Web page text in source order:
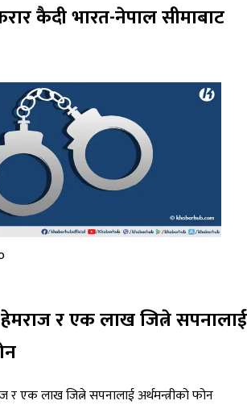
कैदी भारत-नेपाल सीमाबाट
र एक लाख जित्ने सपनालाई